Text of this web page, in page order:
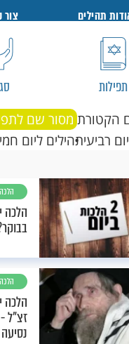
תהילים
תפילות
הקטורת מסור שם
רביעיתהילים ליום
הלכה
הלכה
זצ"ל